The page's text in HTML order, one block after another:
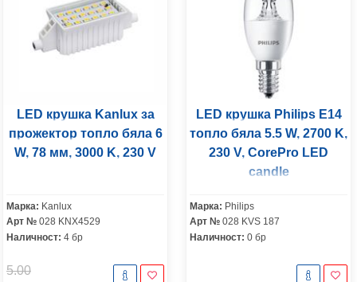
LED крушка Kanlux за
прожектор топло бяла 6
W, 78 мм, 3000 K, 230 V
Марка: Kanlux
Арт № 028 KNX4529
Наличност: 4 бр
5.00
LED крушка Philips E14
топло бяла 5.5 W, 2700 K,
230 V, CorePro LED
candle
Марка: Philips
Арт № 028 KVS 187
Наличност: 0 бр